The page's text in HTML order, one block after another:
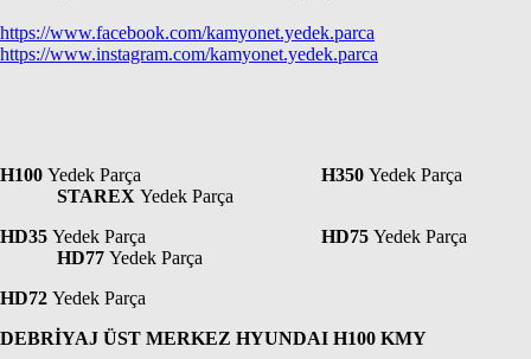
https://www.facebook.com/kamyonet.yedek.parca
https://www.instagram.com/kamyonet.yedek.parca
H100 Yedek Parça H350 Yedek Parça
STAREX Yedek Parça
HD35 Yedek Parça HD75 Yedek Parça
HD77 Yedek Parça
HD72 Yedek Parça
DEBRİYAJ ÜST MERKEZ HYUNDAI H100 KMY